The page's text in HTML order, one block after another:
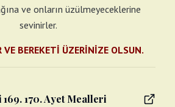
ve onların üzülmeyeceklerine
sevinirler.
VE BEREKETİ ÜZERİNİZE OLSUN.
170. Ayet Mealleri